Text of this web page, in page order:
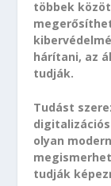
többek
hárítani, az
tudják.
Tudást
olyan
tudják